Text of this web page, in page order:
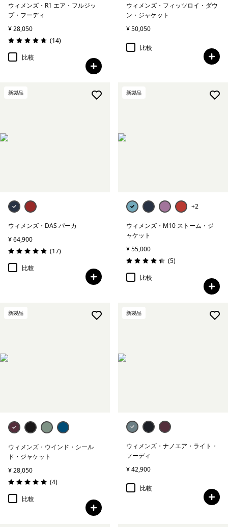
ウィメンズ・R1 エア・フルジッ
プ・フーディ
¥ 28,050
評価: 4.6 / 5
(14レビュー
)
比較
ウィメンズ・フィッツロイ・ダウ
ン・ジャケット
¥ 50,050
比較
新製品
ウィメンズ・DAS パーカ
¥ 64,900
評価: 4.8 / 5
(17レビュー
)
比較
新製品
+2
ウィメンズ・M10 ストーム・ジ
ャケット
¥ 55,000
評価: 4.4 / 5
(5レビュー
)
比較
新製品
ウィメンズ・ウインド・シール
ド・ジャケット
¥ 28,050
評価: 5.0 / 5
(4レビュー
)
比較
新製品
ウィメンズ・ナノエア・ライト・
フーディ
¥ 42,900
比較